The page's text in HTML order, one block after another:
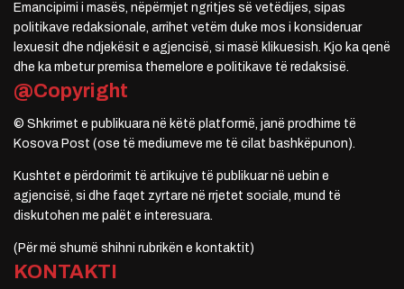
Emancipimi i masës, nëpërmjet ngritjes së vetëdijes, sipas
politikave redaksionale, arrihet vetëm duke mos i konsideruar
lexuesit dhe ndjekësit e agjencisë, si masë klikuesish. Kjo ka qenë
dhe ka mbetur premisa themelore e politikave të redaksisë.
@Copyright
© Shkrimet e publikuara në këtë platformë, janë prodhime të
Kosova Post (ose të mediumeve me të cilat bashkëpunon).
Kushtet e përdorimit të artikujve të publikuar në uebin e
agjencisë, si dhe faqet zyrtare në rrjetet sociale, mund të
diskutohen me palët e interesuara.
(Për më shumë shihni rubrikën e kontaktit)
KONTAKTI